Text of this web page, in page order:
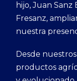
hijo, Juan
Fresanz,
nuestra
Desde
productos